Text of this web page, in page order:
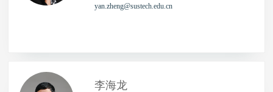
yan.zheng@sustech.edu.cn
李海龙